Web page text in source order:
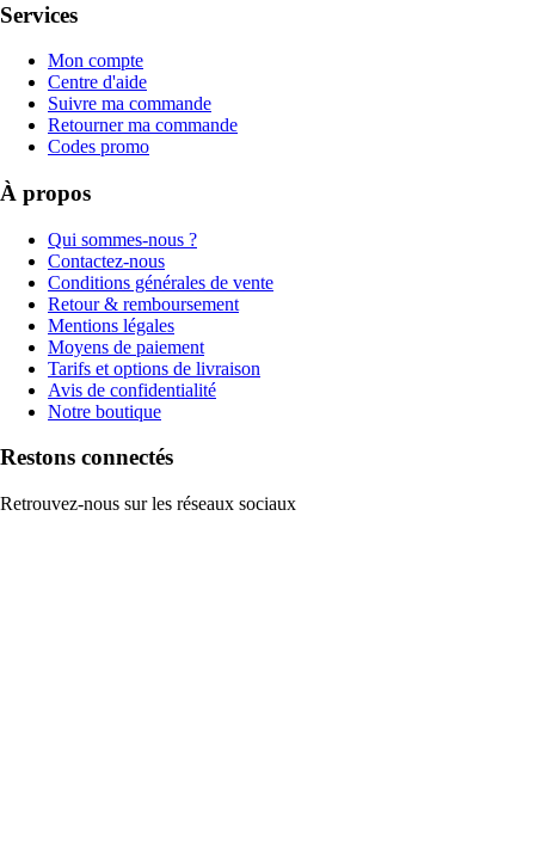
Services
Mon compte
Centre d'aide
Suivre ma commande
Retourner ma commande
Codes promo
À propos
Qui sommes-nous ?
Contactez-nous
Conditions générales de vente
Retour & remboursement
Mentions légales
Moyens de paiement
Tarifs et options de livraison
Avis de confidentialité
Notre boutique
Restons connectés
Retrouvez-nous sur les réseaux sociaux